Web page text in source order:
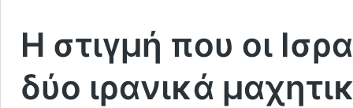
Η στιγμή που οι
δύο ιρανικά